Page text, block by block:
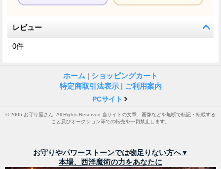
レビュー
0件
ホーム | ショッピングカート
特定商取引法表示 | ご利用案内
PCサイト
© 2005 お守り屋さん. All Rights Reserved 当サイトの文章、画像などを無断で転記・転載する
こと及びオークション等での転売を一切禁止します。
お守りやパワーストーンでは物足りない方へ▼
本場、西洋魔術の力をあなたに